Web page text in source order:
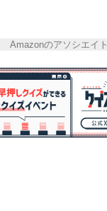
Amazonのアソシエイ